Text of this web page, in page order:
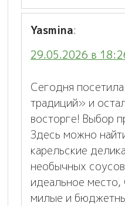
Yasmina:
29.05.2026 в
Сегодня
традиций» и
восторге! Выбор
Здесь можно
карельские
необычных
идеальное место,
милые и